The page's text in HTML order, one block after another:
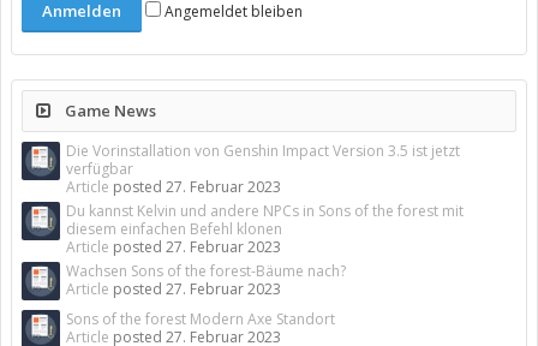
Angemeldet bleiben
Game News
Die Vorinstallation von Genshin Impact Version 3.5 ist jetzt
verfügbar
Article posted 27. Februar 2023
Du kannst Kelvin und andere NPCs in Sons of the forest mit
diesem einfachen Befehl klonen
Article posted 27. Februar 2023
Wachsen Sons of the forest-Bäume nach?
Article posted 27. Februar 2023
Sons of the forest Modern Axe Standort
Article posted 27. Februar 2023